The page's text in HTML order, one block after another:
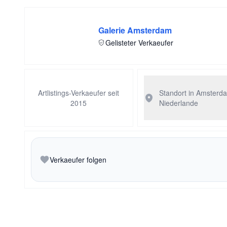
Galerie Amsterdam
Gelisteter Verkaeufer
Artlistings-Verkaeufer seit
2015
Standort in
Niederlande
Verkaeufer folgen